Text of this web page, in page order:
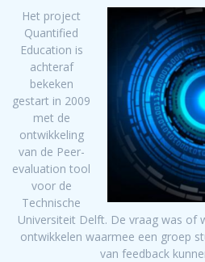
Het project
Quantified
Education is
achteraf
bekeken
gestart in 2009
met de
ontwikkeling
van de Peer-
evaluation tool
voor de
Technische
Universiteit Delft. De vraag was of
ontwikkelen waarmee een groep
van feedback